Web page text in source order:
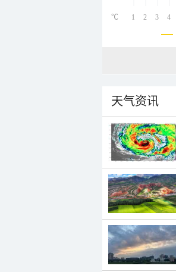
1 2 3 4
℃
天气资讯